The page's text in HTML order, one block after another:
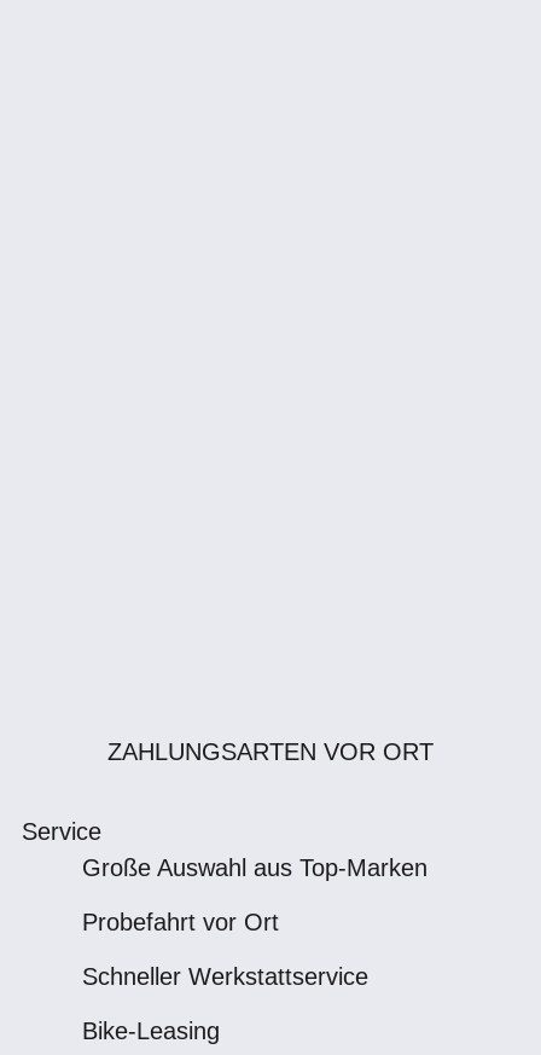
ZAHLUNGSARTEN VOR ORT
Service
Große Auswahl aus Top-Marken
Probefahrt vor Ort
Schneller Werkstattservice
Bike-Leasing